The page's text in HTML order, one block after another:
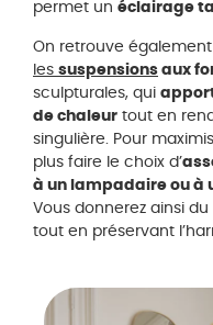
permet un éclairage
On retrouve
les suspensions aux
sculpturales, qui
de chaleur tout en
singulière. Pour
plus faire le choix d’
à un lampadaire ou à
Vous donnerez ainsi
tout en préservant